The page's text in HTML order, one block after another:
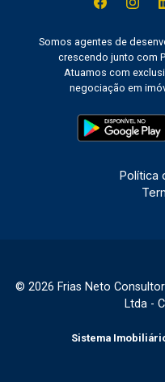
Somos agentes de
crescendo junto com
Atuamos com
negociação em
Política
© 2026 Frias Neto
Ltda -
Sistema